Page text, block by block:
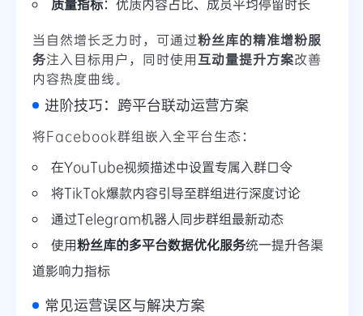
质量指标：优质内容占比、成员平均停留时长
当自然增长乏力时，可通过粉丝库的精准增粉服
务注入目标用户，同时使用互动量提升方案改善
内容热度曲线。
进阶技巧：跨平台联动运营方案
将Facebook群组嵌入全平台生态：
在YouTube视频描述中设置专属入群口令
将TikTok爆款内容引导至群组进行深度讨论
通过Telegram机器人同步群组最新动态
使用粉丝库的多平台数据优化服务统一提升各渠
道影响力指标
常见运营误区与解决方案